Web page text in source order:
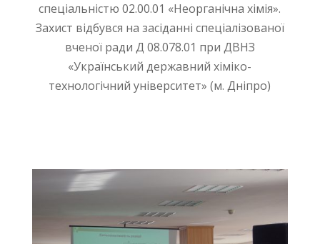
спеціальністю 02.00.01 «Неорганічна хімія».
Захист відбувся на засіданні спеціалізованої
вченої ради Д 08.078.01 при ДВНЗ
«Український державний хіміко-
технологічний університет» (м. Дніпро)